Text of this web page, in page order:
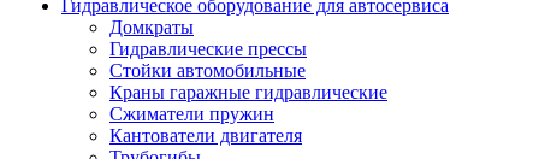
Гидравлическое оборудование для автосервиса
Домкраты
Гидравлические прессы
Стойки автомобильные
Краны гаражные гидравлические
Сжиматели пружин
Кантователи двигателя